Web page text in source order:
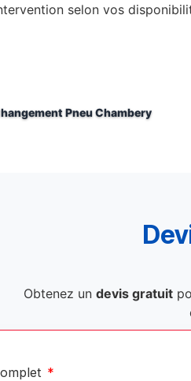
selon vos
Pneu Chambery
Obtenez un devis gratuit